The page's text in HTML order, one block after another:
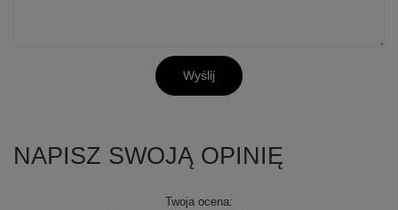
Wyślij
NAPISZ SWOJĄ OPINIĘ
Twoja ocena: